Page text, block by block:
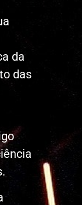
da
das